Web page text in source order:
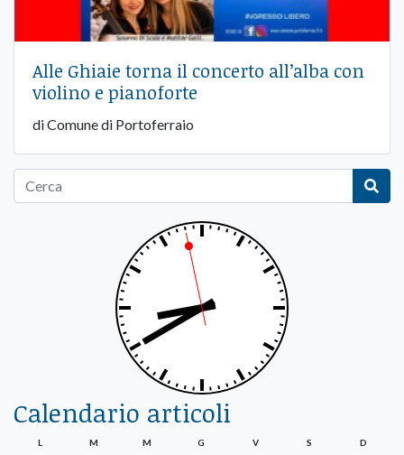
Alle Ghiaie torna il concerto all’alba con
violino e pianoforte
di Comune di Portoferraio
Calendario articoli
L M M G V S D